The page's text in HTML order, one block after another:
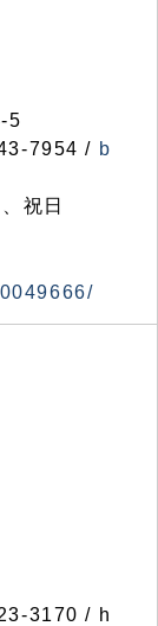
5
7954 / b
祝日
3170 / h